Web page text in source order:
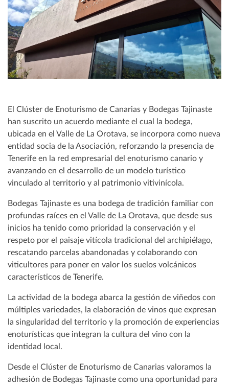
El Clúster de Enoturismo de Canarias y Bodegas Tajinaste
han suscrito un acuerdo mediante el cual la bodega,
ubicada en el Valle de La Orotava, se incorpora como nueva
entidad socia de la Asociación, reforzando la presencia de
Tenerife en la red empresarial del enoturismo canario y
avanzando en el desarrollo de un modelo turístico
vinculado al territorio y al patrimonio vitivinícola.
Bodegas Tajinaste es una bodega de tradición familiar con
profundas raíces en el Valle de La Orotava, que desde sus
inicios ha tenido como prioridad la conservación y el
respeto por el paisaje vitícola tradicional del archipiélago,
rescatando parcelas abandonadas y colaborando con
viticultores para poner en valor los suelos volcánicos
característicos de Tenerife.
La actividad de la bodega abarca la gestión de viñedos con
múltiples variedades, la elaboración de vinos que expresan
la singularidad del territorio y la promoción de experiencias
enoturísticas que integran la cultura del vino con la
identidad local.
Desde el Clúster de Enoturismo de Canarias valoramos la
adhesión de Bodegas Tajinaste como una oportunidad para